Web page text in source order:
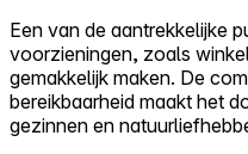
Een van de aantrekkelijke
voorzieningen, zoals
gemakkelijk maken. De
bereikbaarheid maakt het
gezinnen en